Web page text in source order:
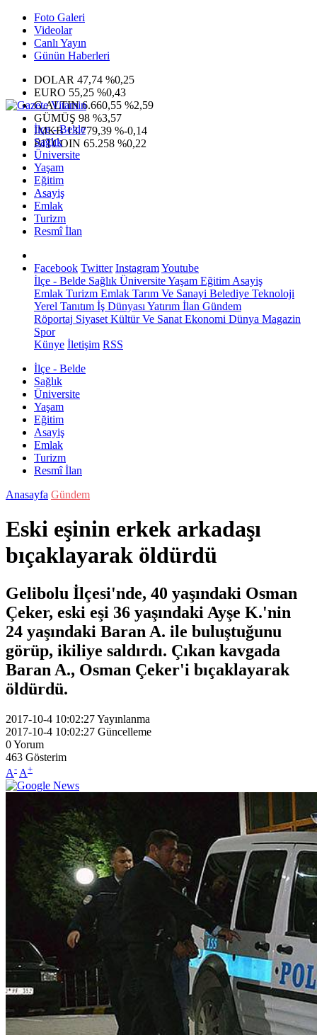
Foto Galeri
Videolar
Canlı Yayın
Günün Haberleri
DOLAR 47,74 %0,25
EURO 55,25 %0,43
G.ALTIN6.660,55 %2,59
GÜMÜŞ 98 %3,57
IMKB13.779,39 %-0,14
BITCOIN 65.258 %0,22
İlçe - Belde
Sağlık
Üniversite
Yaşam
Eğitim
Asayiş
Emlak
Turizm
Resmî İlan
Facebook Twitter InstagramYoutube
İlçe - Belde Sağlık ÜniversiteYaşam Eğitim Asayiş
Emlak Turizm Emlak Tarım Ve Sanayi Belediye Teknoloji
Yerel Tanıtım İş Dünyası Yatırım İlan Gündem
Röportaj Siyaset Kültür Ve Sanat Ekonomi Dünya Magazin
Spor
Künye İletişim RSS
İlçe - Belde
Sağlık
Üniversite
Yaşam
Eğitim
Asayiş
Emlak
Turizm
Resmî İlan
Anasayfa Gündem
Eski eşinin erkek arkadaşı
bıçaklayarak öldürdü
Gelibolu İlçesi'nde, 40 yaşındaki Osman
Çeker, eski eşi 36 yaşındaki Ayşe K.'nin
24 yaşındaki Baran A. ile buluştuğunu
görüp, ikiliye saldırdı. Çıkan kavgada
Baran A., Osman Çeker'i bıçaklayarak
öldürdü.
2017-10-4 10:02:27Yayınlanma
2017-10-4 10:02:27 Güncelleme
0Yorum
463 Gösterim
A- A+